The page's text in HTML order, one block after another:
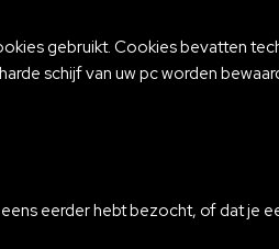
gebruikt. Cookies bevatten
schijf van uw pc worden
eerder hebt bezocht, of dat je